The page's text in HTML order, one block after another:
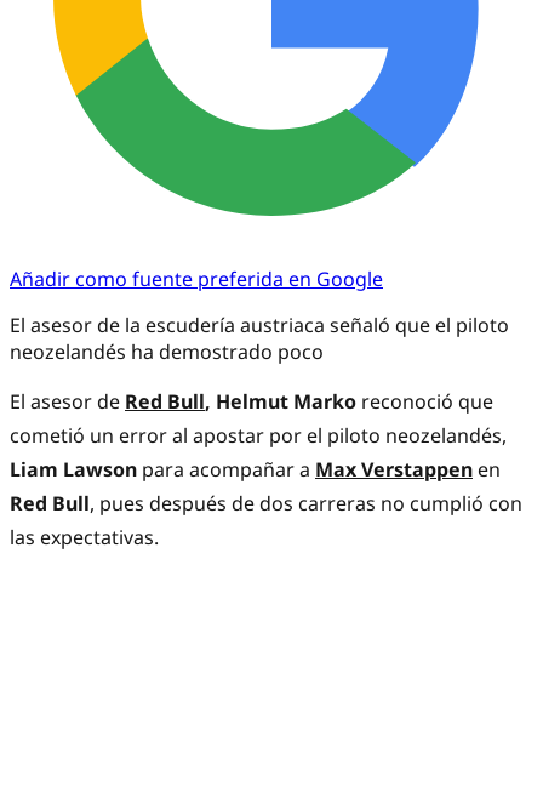
Añadir como fuente preferida en Google
El asesor de la escudería austriaca señaló que el piloto
neozelandés ha demostrado poco
El asesor de Red Bull, Helmut Marko reconoció que
cometió un error al apostar por el piloto neozelandés,
Liam Lawson para acompañar a Max Verstappen en
Red Bull, pues después de dos carreras no cumplió con
las expectativas.